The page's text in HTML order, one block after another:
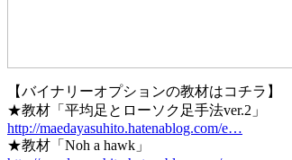
【バイナリーオプションの教材はコチラ】
★教材「平均足とローソク足手法ver.2」
http://maedayasuhito.hatenablog.com/e…
★教材「Noh a hawk」